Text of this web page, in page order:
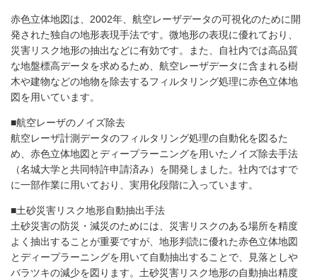
赤色立体地図は、2002年、航空レーザデータの可視化のために開
発された独自の地形表現手法です。微地形の表現に優れており、
災害リスク地形の抽出などに有効です。また、自社内では高品質
な地盤標高データを求めるため、航空レーザデータに含まれる樹
木や建物などの地物を除去するフィルタリング処理に赤色立体地
図を用いています。
■航空レーザのノイズ除去
航空レーザ計測データのフィルタリング処理の自動化を図るた
め、赤色立体地図とディープラーニングを用いたノイズ除去手法
（名城大学と共同特許申請済み）を開発しました。社内ではすで
に一部作業に用いており、実用化段階に入っています。
■土砂災害リスク地形自動抽出手法
土砂災害の防災・減災のためには、災害リスクのある場所を精度
よく抽出することが重要ですが、地形判読に優れた赤色立体地図
とディープラーニングを用いて自動抽出することで、見落としや
バラツキの減少を図ります。土砂災害リスク地形の自動抽出精度